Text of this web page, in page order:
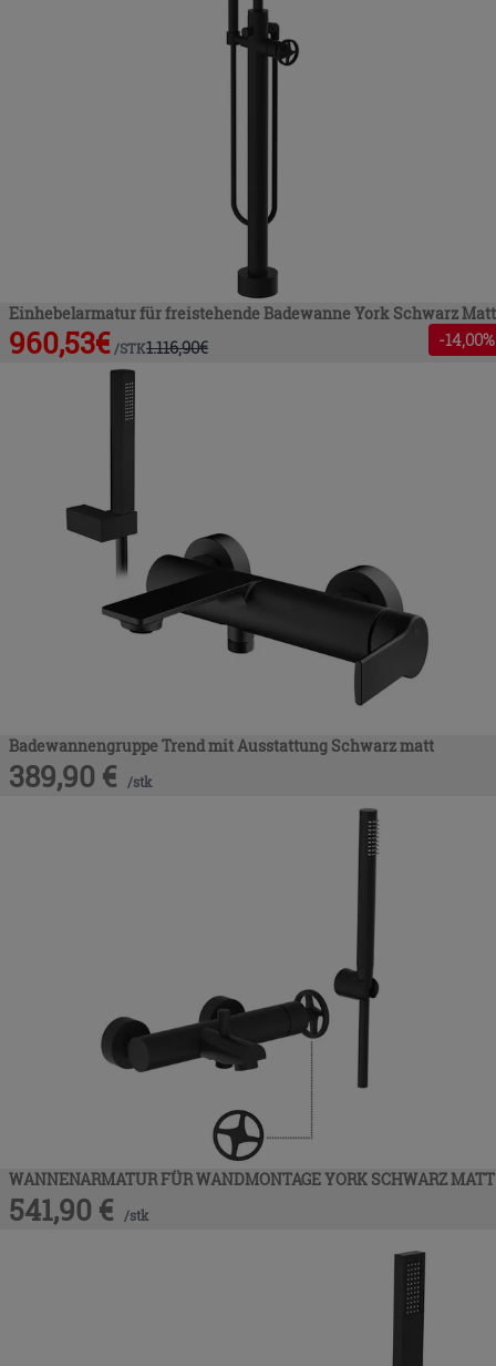
Einhebelarmatur für freistehende Badewanne York Schwarz Matt
960,53€ /STK1.116,90€ -14,00%
Badewannengruppe Trend mit Ausstattung Schwarz matt
389,90 € /stk
WANNENARMATUR FÜR WANDMONTAGE YORK SCHWARZ MATT
541,90 € /stk